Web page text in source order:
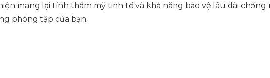
mang lại tính thẩm mỹ tinh tế và khả năng bảo vệ lâu dài chống
phòng tập của bạn.